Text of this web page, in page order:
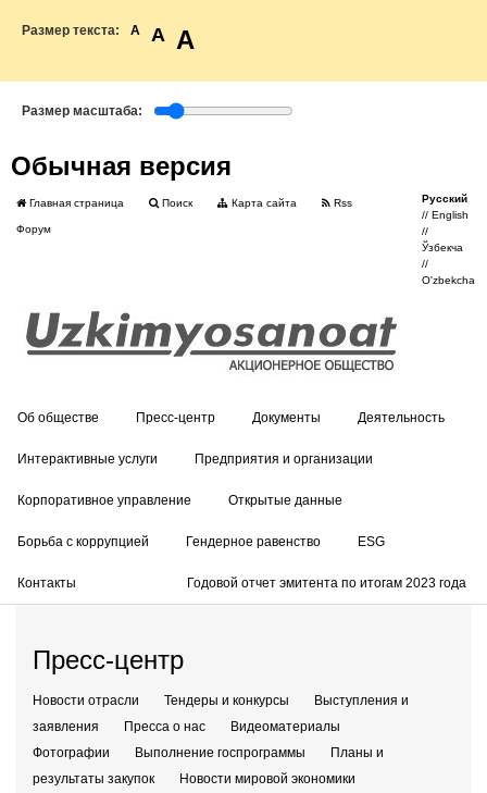
Размер текста: A A A
Размер масштаба:
Обычная версия
Главная страница Поиск Карта сайта Rss
Форум
Русский
//English
//
Ўзбекча
//
O'zbekcha
Об обществе Пресс-центр Документы Деятельность
Интерактивные услуги Предприятия и организации
Корпоративное управление Открытые данные
Борьба с коррупцией Гендерное равенство ESG
Контакты Годовой отчет эмитента по итогам 2023 года
Пресс-центр
Новости отрасли Тендеры и конкурсы
Выступления и
заявления
Пресса о нас
Видеоматериалы
Фотографии
Выполнение госпрограммы
Планы и
результаты закупок
Новости мировой экономики